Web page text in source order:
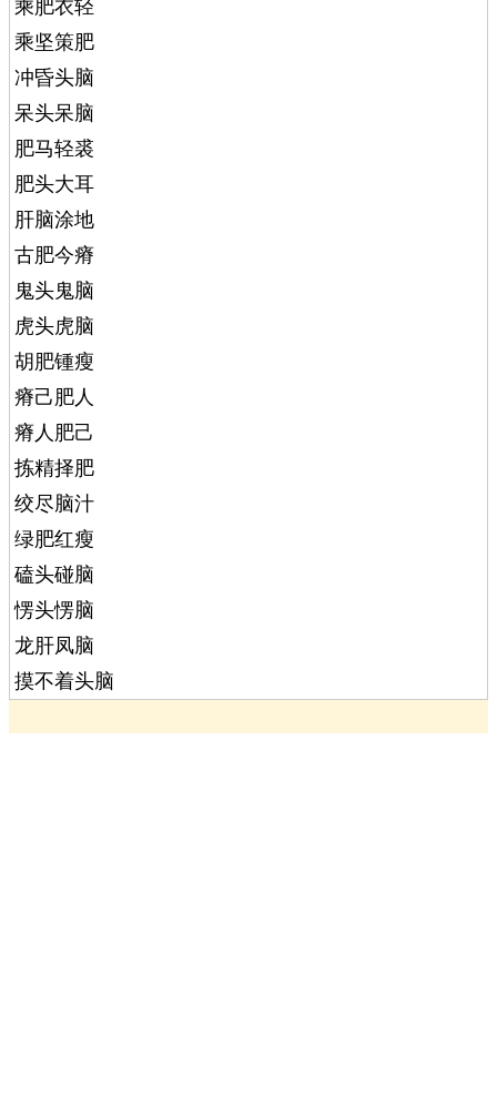
乘肥衣轻
乘坚策肥
冲昏头脑
呆头呆脑
肥马轻裘
肥头大耳
肝脑涂地
古肥今瘠
鬼头鬼脑
虎头虎脑
胡肥锺瘦
瘠己肥人
瘠人肥己
拣精择肥
绞尽脑汁
绿肥红瘦
磕头碰脑
愣头愣脑
龙肝凤脑
摸不着头脑